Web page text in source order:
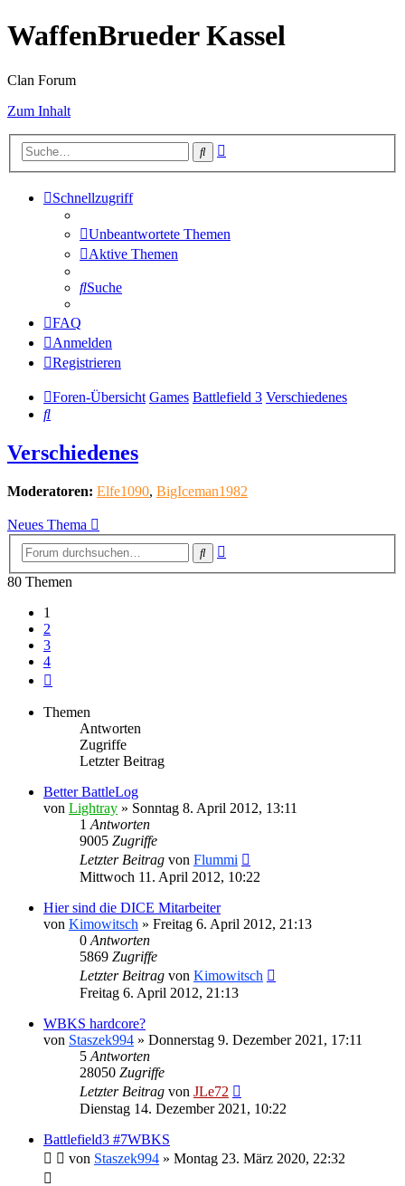
WaffenBrueder Kassel
Clan Forum
Zum Inhalt
Suche
Schnellzugriff
Unbeantwortete Themen
Aktive Themen
Suche
FAQ
Anmelden
Registrieren
Foren-Übersicht Games Battlefield 3 Verschiedenes
Suche
Verschiedenes
Moderatoren: Elfe1090, BigIceman1982
Neues Thema
Suche
80 Themen
1
2
3
4
Themen
Antworten
Zugriffe
Letzter Beitrag
Better BattleLog
von Lightray » Sonntag 8. April 2012, 13:11
1 Antworten
9005 Zugriffe
Letzter Beitrag von Flummi
Mittwoch 11. April 2012, 10:22
Hier sind die DICE Mitarbeiter
von Kimowitsch » Freitag 6. April 2012, 21:13
0 Antworten
5869 Zugriffe
Letzter Beitrag von Kimowitsch
Freitag 6. April 2012, 21:13
WBKS hardcore?
von Staszek994 » Donnerstag 9. Dezember 2021, 17:11
5 Antworten
28050 Zugriffe
Letzter Beitrag von JLe72
Dienstag 14. Dezember 2021, 10:22
Battlefield3 #7WBKS
von Staszek994 » Montag 23. März 2020, 22:32